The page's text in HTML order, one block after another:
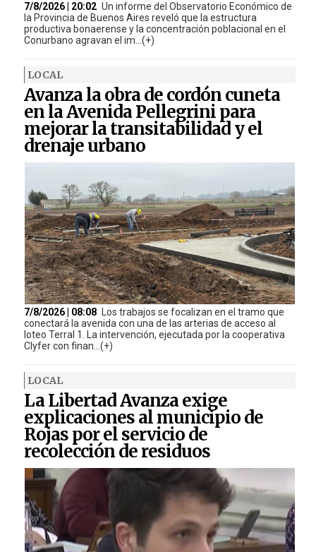
7/8/2026 | 20:02 Un informe del Observatorio Económico de
la Provincia de Buenos Aires reveló que la estructura
productiva bonaerense y la concentración poblacional en el
Conurbano agravan el im...(+)
LOCAL
Avanza la obra de cordón cuneta
en la Avenida Pellegrini para
mejorar la transitabilidad y el
drenaje urbano
7/8/2026 | 08:08 Los trabajos se focalizan en el tramo que
conectará la avenida con una de las arterias de acceso al
loteo Terral 1. La intervención, ejecutada por la cooperativa
Clyfer con finan...(+)
LOCAL
La Libertad Avanza exige
explicaciones al municipio de
Rojas por el servicio de
recolección de residuos